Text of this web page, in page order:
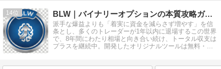
14 BLW｜バイナリーオプションの本質攻略ガイド
派手な爆益よりも「着実に資金を減らさず増やす」を信
条とし、多くのトレーダーが1年以内に退場するこの世界
で、8年間にわたり相場と向き合い続け、トータル収支は
プラスを継続中。開発したオリジナルツールは無料・有